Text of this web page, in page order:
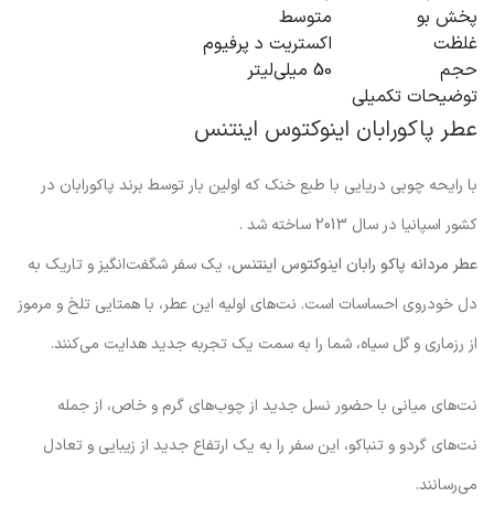
پخش بو
متوسط
غلظت
اکستریت د پرفیوم
حجم
50 میلی‌لیتر
توضیحات تکمیلی
عطر پاکورابان اینوکتوس اینتنس
با رایحه چوبی دریایی با طبع خنک که اولین بار توسط برند پاکورابان در
کشور اسپانیا در سال 2013 ساخته شد .
عطر مردانه پاکو رابان اینوکتوس اینتنس، یک سفر شگفت‌انگیز و تاریک به
دل خودروی احساسات است. نت‌های اولیه این عطر، با همتایی تلخ و مرموز
از رزماری و گل سیاه، شما را به سمت یک تجربه جدید هدایت می‌کنند.
نت‌های میانی با حضور نسل جدید از چوب‌های گرم و خاص، از جمله
نت‌های گردو و تنباکو، این سفر را به یک ارتفاع جدید از زیبایی و تعادل
می‌رسانند.